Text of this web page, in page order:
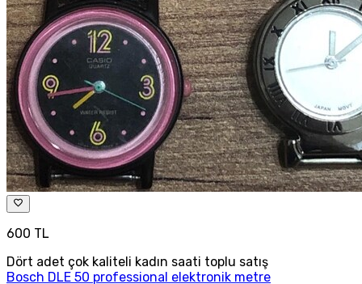
600 TL
Dört adet çok kaliteli kadın saati toplu satış
Bosch DLE 50 professional elektronik metre